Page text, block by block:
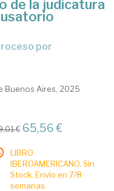
de la judicatura
Buenos Aires, 2025
€ 65,56 €
LIBRO
IBEROAMERICANO. Sin
Stock. Envío en 7/8
semanas.